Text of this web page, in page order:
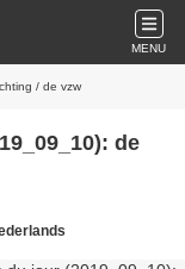
MENU
/ de vzw
de